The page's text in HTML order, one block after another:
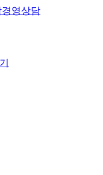
경영상담